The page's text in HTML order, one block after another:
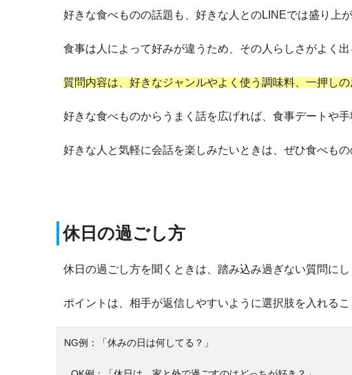
好きな食べものの話題も、好きな人とのLINEでは盛り上が
食事は人によって好みが違うため、その人らしさがよく出
質問内容は、好きなジャンルやよく使う調味料、一押し
好きな食べものからうまく話を広げれば、食事デートや
好きな人と気軽に会話を楽しみたいときは、ぜひ食べもの
休日の過ごし方
休日の過ごし方を聞くときは、踏み込み過ぎない質問にし
ポイントは、相手が返信しやすいように選択肢を入れるこ
NG例：「休みの日は何してる？」